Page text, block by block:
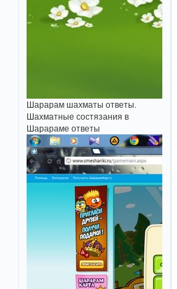
Шарарам шахматы ответы.
Шахматные состязания в
Шарараме ответы